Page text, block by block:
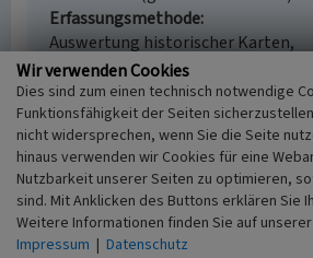
Erfassungsmethode
Auswertung historischer Karten,
Literaturauswertung,
kartierung
Historischer Zeitraum
Beginn 1800 bis 1900
Empfohlene Zitierweise
Wir verwenden Cookies
Dies sind zum einen technisch notwendige
Funktionsfähigkeit der Seiten
nicht widersprechen, wenn Sie die Seite
hinaus verwenden wir Cookies für eine
Nutzbarkeit unserer Seiten zu optimieren,
sind. Mit Anklicken des Buttons erklären Sie
Weitere Informationen finden Sie auf
Impressum | Datenschutz